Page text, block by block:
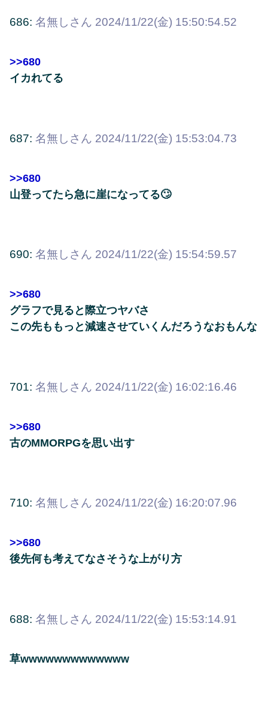
686: 名無しさん 2024/11/22(金) 15:50:54.52
>>680
イカれてる
687: 名無しさん 2024/11/22(金) 15:53:04.73
>>680
山登ってたら急に崖になってる🙄
690: 名無しさん 2024/11/22(金) 15:54:59.57
>>680
グラフで見ると際立つヤバさ
この先ももっと減速させていくんだろうなおもんな
701: 名無しさん 2024/11/22(金) 16:02:16.46
>>680
古のMMORPGを思い出す
710: 名無しさん 2024/11/22(金) 16:20:07.96
>>680
後先何も考えてなさそうな上がり方
688: 名無しさん 2024/11/22(金) 15:53:14.91
草wwwwwwwwwwwww